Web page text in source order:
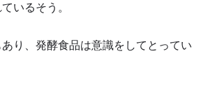
いるそう。
り、発酵食品は意識をしてとってい